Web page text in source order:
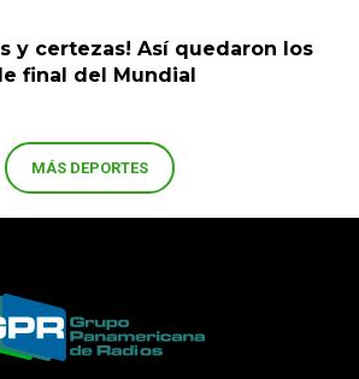
y certezas! Así quedaron los
final del Mundial
MÁS DEPORTES